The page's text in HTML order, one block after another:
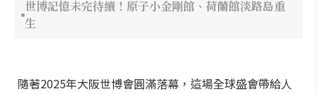
世博記憶未完待續！原子小金剛館、荷蘭館淡路島重
生
隨著2025年大阪世博會圓滿落幕，這場全球盛會帶給人